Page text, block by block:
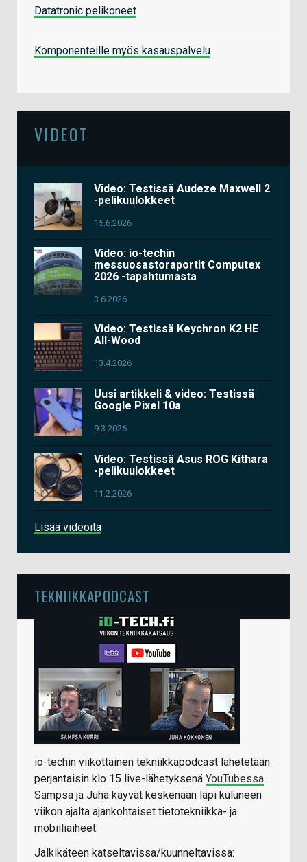
Datatronic pelikoneet
Komponenteille myös kasauspalvelu
VIDEOT
Video: Testissä Audeze Maxwell 2
-pelikuulokkeet
15.6.2026
Video: io-techin
messuosastoraportit Computex
2026 -tapahtumasta
3.6.2026
Video: Testissä Keychron K2 HE
All-Wood
13.4.2026
Uusi artikkeli & video: Testissä
Google Pixel 10a
9.3.2026
Video: Testissä Asus ROG Kithara
-pelikuulokkeet
11.2.2026
Lisää videoita
TEKNIIKKAPODCAST
io-techin viikottainen tekniikkapodcast lähetetään
perjantaisin klo 15 live-lähetyksenä YouTubessa.
Sampsa ja Juha käyvät keskenään läpi kuluneen
viikon ajalta ajankohtaiset tietotekniikka- ja
mobiiliaiheet.
Jälkikäteen katseltavissa/kuunneltavissa: